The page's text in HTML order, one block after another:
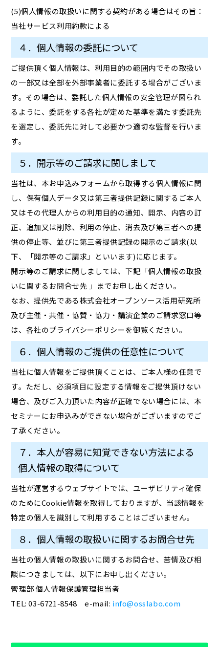
(5)個人情報の取扱いに関する契約がある場合はその旨：
当社サービス利用約款による
４．個人情報の委託について
ご提供頂く個人情報は、利用目的の範囲内でその取扱い
の一部又は全部を外部事業者に委託する場合がございま
す。その場合は、委託した個人情報の安全管理が図られ
るように、委託をする各社が定めた基準を満たす委託先
を選定し、委託先に対して必要かつ適切な監督を行いま
す。
５．開示等のご請求に関しまして
当社は、本お申込みフォームから取得する個人情報に関
し、保有個人データ又は第三者提供記録に関するご本人
又はその代理人からの利用目的の通知、開示、内容の訂
正、追加又は削除、利用の停止、消去及び第三者への提
供の停止等、並びに第三者提供記録の開示のご請求(以
下、「開示等のご請求」といいます)に応じます。
開示等のご請求に関しましては、下記「個人情報の取扱
いに関するお問合せ先 」までお申し出ください。
なお、提供先である株式会社オープンソース活用研究所
及び主催・共催・協賛・協力・講演企業のご請求窓口等
は、各社のプライバシーポリシーを御覧ください。
６．個人情報のご提供の任意性について
当社に個人情報をご提供頂くことは、ご本人様の任意で
す。ただし、必須項目に設定する情報をご提供頂けない
場合、及びご入力頂いた内容が正確でない場合には、本
セミナーにお申込みができない場合がございますのでご
了承ください。
７．本人が容易に知覚できない方法による
個人情報の取得について
当社が運営するウェブサイトでは、ユーザビリティ確保
のためにCookie情報を取得しておりますが、当該情報を
特定の個人を識別して利用することはございません。
８．個人情報の取扱いに関するお問合せ先
当社の個人情報の取扱いに関するお問合せ、苦情及び相
談につきましては、以下にお申し出ください。
管理部 個人情報保護管理担当者
TEL: 03-6721-8548 e-mail: info@osslabo.com